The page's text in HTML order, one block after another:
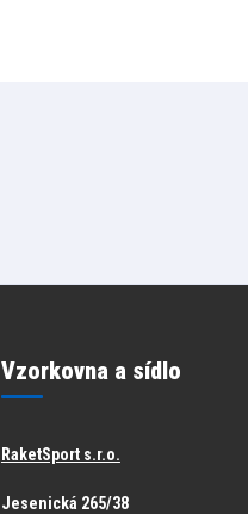
Vzorkovna a sídlo
RaketSport s.r.o.
Jesenická 265/38